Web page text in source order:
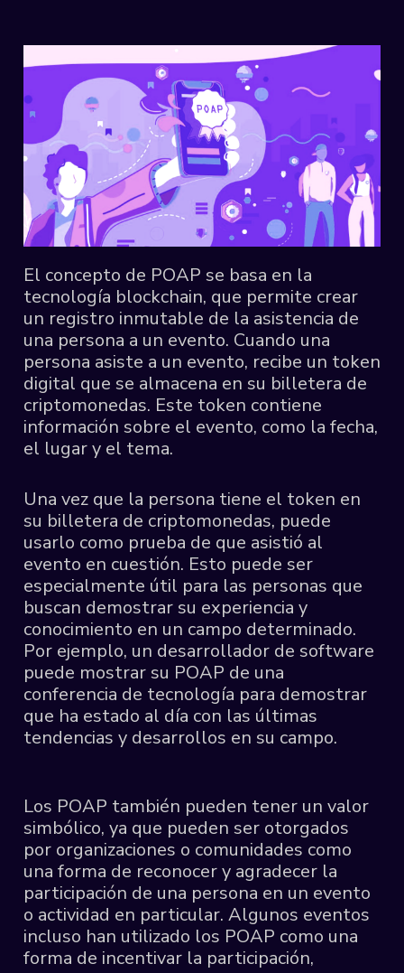
El concepto de POAP se basa en la
tecnología blockchain, que permite crear
un registro inmutable de la asistencia de
una persona a un evento. Cuando una
persona asiste a un evento, recibe un token
digital que se almacena en su billetera de
criptomonedas. Este token contiene
información sobre el evento, como la fecha,
el lugar y el tema.
Una vez que la persona tiene el token en
su billetera de criptomonedas, puede
usarlo como prueba de que asistió al
evento en cuestión. Esto puede ser
especialmente útil para las personas que
buscan demostrar su experiencia y
conocimiento en un campo determinado.
Por ejemplo, un desarrollador de software
puede mostrar su POAP de una
conferencia de tecnología para demostrar
que ha estado al día con las últimas
tendencias y desarrollos en su campo.
Los POAP también pueden tener un valor
simbólico, ya que pueden ser otorgados
por organizaciones o comunidades como
una forma de reconocer y agradecer la
participación de una persona en un evento
o actividad en particular. Algunos eventos
incluso han utilizado los POAP como una
forma de incentivar la participación,